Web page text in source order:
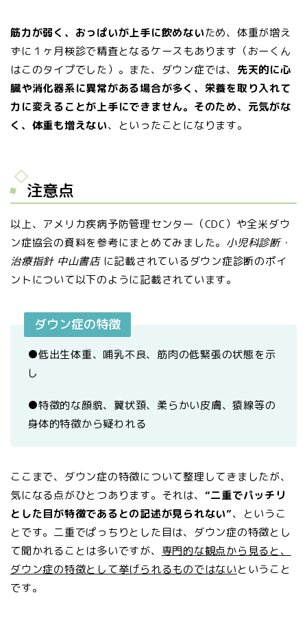
筋力が弱く、おっぱいが上手に飲めないため、体重が増え
ずに１ヶ月検診で精査となるケースもあります（おーくん
はこのタイプでした）。また、ダウン症では、 先天的に心
臓や消化器系に異常がある場合が多く、栄養を取り入れて
力に変えることが上手にできません。そのため、元気がな
く、体重も増えない、といったことになります。
注意点
以上、アメリカ疾病予防管理センター（CDC）や全米ダウ
ン症協会の資料を参考にまとめてみました。 小児科診断・
治療指針 中山書店 に記載されているダウン症診断のポイ
ントについて以下のように記載されています。
ダウン症の特徴
●低出生体重、哺乳不良、筋肉の低緊張の状態を示
し
●特徴的な顔貌、翼状頚、柔らかい皮膚、猿線等の
身体的特徴から疑われる
ここまで、ダウン症の特徴について整理してきましたが、
気になる点がひとつあります。それは、 “二重でパッチリ
とした目が特徴であるとの記述が見られない”、というこ
とです。二重でぱっちりとした目は、ダウン症の特徴とし
て聞かれることは多いですが、 専門的な観点から見ると、
ダウン症の特徴として挙げられるものではないということ
です。